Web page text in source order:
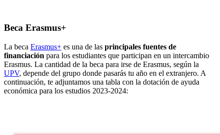
Beca Erasmus+
La beca Erasmus+ es una de las principales fuentes de
financiación para los estudiantes que participan en un intercambio
Erasmus. La cantidad de la beca para irse de Erasmus, según la
UPV, depende del grupo donde pasarás tu año en el extranjero. A
continuación, te adjuntamos una tabla con la dotación de ayuda
económica para los estudios 2023-2024: